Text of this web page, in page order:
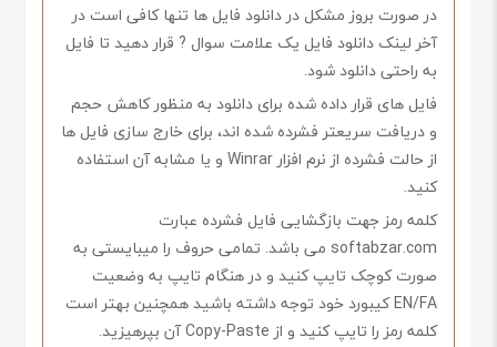
در صورت بروز مشکل در دانلود فایل ها تنها کافی است در
آخر لینک دانلود فایل یک علامت سوال ? قرار دهید تا فایل
به راحتی دانلود شود.
فایل های قرار داده شده برای دانلود به منظور کاهش حجم
و دریافت سریعتر فشرده شده اند، برای خارج سازی فایل ها
از حالت فشرده از نرم افزار Winrar و یا مشابه آن استفاده
کنید.
کلمه رمز جهت بازگشایی فایل فشرده عبارت
softabzar.com می باشد. تمامی حروف را میبایستی به
صورت کوچک تایپ کنید و در هنگام تایپ به وضعیت
EN/FA کیبورد خود توجه داشته باشید همچنین بهتر است
کلمه رمز را تایپ کنید و از Copy-Paste آن بپرهیزید.